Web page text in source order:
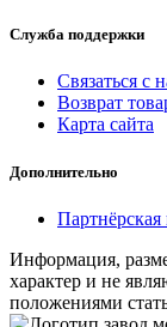
Служба поддержки
Связаться с
Возврат
Карта сайта
Дополнительно
Информация,
характер и не
положениями